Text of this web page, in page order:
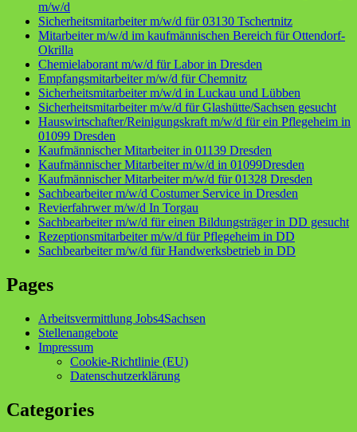
m/w/d
Sicherheitsmitarbeiter m/w/d für 03130 Tschertnitz
Mitarbeiter m/w/d im kaufmännischen Bereich für Ottendorf-
Okrilla
Chemielaborant m/w/d für Labor in Dresden
Empfangsmitarbeiter m/w/d für Chemnitz
Sicherheitsmitarbeiter m/w/d in Luckau und Lübben
Sicherheitsmitarbeiter m/w/d für Glashütte/Sachsen gesucht
Hauswirtschafter/Reinigungskraft m/w/d für ein Pflegeheim in
01099 Dresden
Kaufmännischer Mitarbeiter in 01139 Dresden
Kaufmännischer Mitarbeiter m/w/d in 01099Dresden
Kaufmännischer Mitarbeiter m/w/d für 01328 Dresden
Sachbearbeiter m/w/d Costumer Service in Dresden
Revierfahrwer m/w/d In Torgau
Sachbearbeiter m/w/d für einen Bildungsträger in DD gesucht
Rezeptionsmitarbeiter m/w/d für Pflegeheim in DD
Sachbearbeiter m/w/d für Handwerksbetrieb in DD
Pages
Arbeitsvermittlung Jobs4Sachsen
Stellenangebote
Impressum
Cookie-Richtlinie (EU)
Datenschutzerklärung
Categories